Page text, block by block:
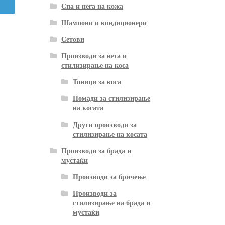
Спа и нега на кожа
Шампони и кондиционери
Сетови
Производи за нега и
стилизирање на коса
Тоници за коса
Помади за стилизирање
на косата
Други производи за
стилизирање на косата
Производи за брада и
мустаќи
Производи за бричење
Производи за
стилизирање на брада и
мустаќи